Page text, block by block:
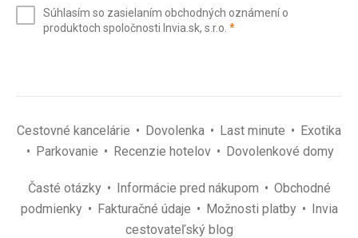
(povinné)
Súhlasím so zasielaním obchodných oznámení o
produktoch spoločnosti Invia.sk, s.r.o. *(povinné)
Cestovné kancelárie Dovolenka Last minute
Exotika
Parkovanie
Recenzie hotelov Dovolenkové domy
Časté otázky Informácie pred nákupom
Obchodné
podmienky
Fakturačné údaje Možnosti platby
Invia
cestovateľský blog